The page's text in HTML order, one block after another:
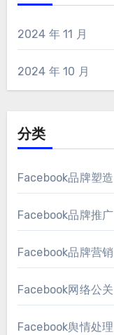
2024 年 11 月
2024 年 10 月
分类
Facebook品牌塑造
Facebook品牌推广
Facebook品牌营销
Facebook网络公关
Facebook舆情处理